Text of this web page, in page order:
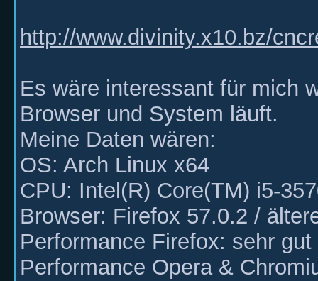
http://www.divinity.x10.bz/
Es wäre interessant für mich
Browser und System läuft.
Meine Daten wären:
OS: Arch Linux x64
CPU: Intel(R) Core(TM) i5-
Browser: Firefox 57.0.2 /
Performance Firefox: sehr
Performance Opera &